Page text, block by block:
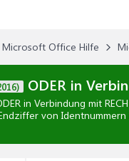
Microsoft Office Hilfe
ODER in
in Verbindung mit
von